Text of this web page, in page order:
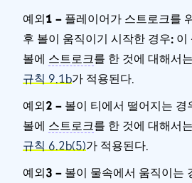
예외1 – 플레이어가 스트로크를
후 볼이 움직이기 시작한 경우: 이
볼에 스트로크를 한 것에 대해서
규칙 9.1b가 적용된다.
예외2 – 볼이 티에서 떨어지는 경
볼에 스트로크를 한 것에 대해서
규칙 6.2b(5)가 적용된다.
예외3 – 볼이 물속에서 움직이는